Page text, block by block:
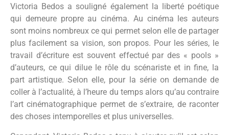
Victoria Bedos a souligné également la liberté poétique
qui demeure propre au cinéma. Au cinéma les auteurs
sont moins nombreux ce qui permet selon elle de partager
plus facilement sa vision, son propos. Pour les séries, le
travail d’écriture est souvent effectué par des « pools »
d’auteurs, ce qui dilue le rôle du scénariste et in fine, la
part artistique. Selon elle, pour la série on demande de
coller à l’actualité, à l’heure du temps alors qu’au contraire
l’art cinématographique permet de s’extraire, de raconter
des choses intemporelles et plus universelles.